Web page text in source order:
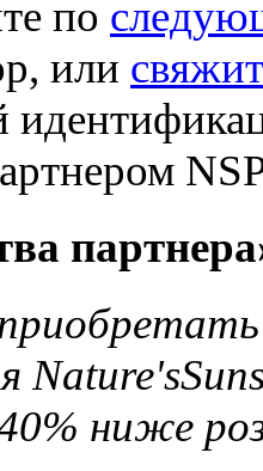
по
или
ниже